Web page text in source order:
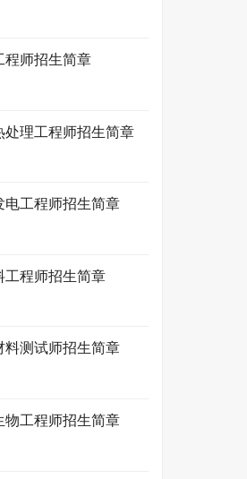
程师招生简章
处理工程师招生简章
电工程师招生简章
工程师招生简章
料测试师招生简章
物工程师招生简章